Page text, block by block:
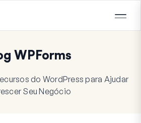
WPForms
do WordPress para Ajudar
Seu Negócio